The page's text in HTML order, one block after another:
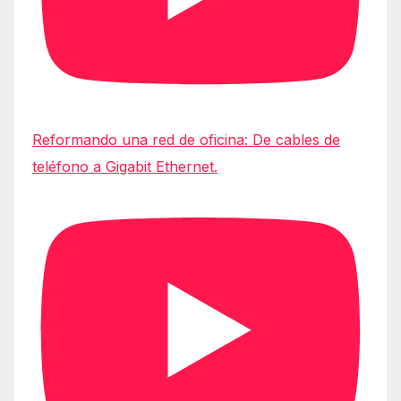
Reformando una red de oficina: De cables de
teléfono a Gigabit Ethernet.